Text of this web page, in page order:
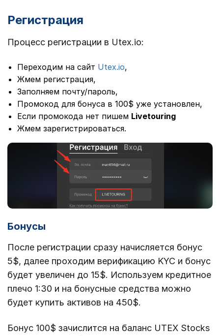
Регистрация
Процесс регистрации в Utex.io:
Переходим на сайт Utex.io,
Жмем регистрация,
Заполняем почту/пароль,
Промокод для бонуса в 100$ уже установлен,
Если промокода нет пишем Livetouring
Жмем зарегистрироваться.
Бонусы
После регистрации сразу начисляется бонус
5$, далее проходим верификацию KYC и бонус
будет увеличен до 15$. Используем кредитное
плечо 1:30 и на бонусные средства можно
будет купить активов на 450$.
Бонус 100$ зачислится на баланс UTEX Stocks